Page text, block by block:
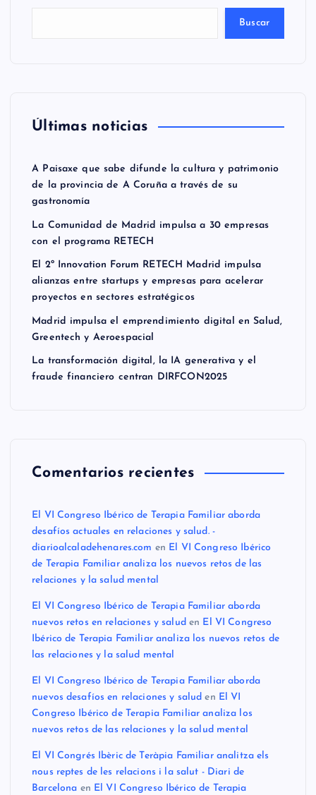
Buscar
Últimas noticias
A Paisaxe que sabe difunde la cultura y patrimonio
de la provincia de A Coruña a través de su
gastronomía
La Comunidad de Madrid impulsa a 30 empresas
con el programa RETECH
El 2º Innovation Forum RETECH Madrid impulsa
alianzas entre startups y empresas para acelerar
proyectos en sectores estratégicos
Madrid impulsa el emprendimiento digital en Salud,
Greentech y Aeroespacial
La transformación digital, la IA generativa y el
fraude financiero centran DIRFCON2025
Comentarios recientes
El VI Congreso Ibérico de Terapia Familiar aborda
desafíos actuales en relaciones y salud. -
diarioalcaladehenares.com en El VI Congreso Ibérico
de Terapia Familiar analiza los nuevos retos de las
relaciones y la salud mental
El VI Congreso Ibérico de Terapia Familiar aborda
nuevos retos en relaciones y saluden El VI Congreso
Ibérico de Terapia Familiar analiza los nuevos retos de
las relaciones y la salud mental
El VI Congreso Ibérico de Terapia Familiar aborda
nuevos desafíos en relaciones y salud en El VI
Congreso Ibérico de Terapia Familiar analiza los
nuevos retos de las relaciones y la salud mental
El VI Congrés Ibèric de Teràpia Familiar analitza els
nous reptes de les relacions i la salut - Diari de
Barcelona en El VI Congreso Ibérico de Terapia